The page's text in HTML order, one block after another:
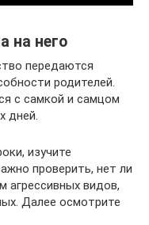
на него
передаются
родителей.
с самкой и самцом
дней.
изучите
проверить, нет ли
агрессивных видов,
Далее осмотрите